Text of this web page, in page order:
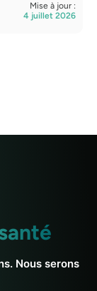
Mise à jour :
4 juillet 2026
Nous serons